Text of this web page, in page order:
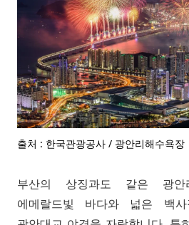
출처 : 한국관광공사 / 광안리해수욕장
부산의 상징과도 같은 광안
에메랄드빛 바다와 넓은 백